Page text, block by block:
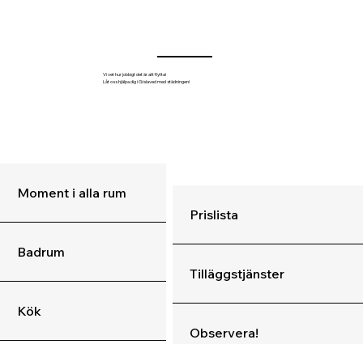
Vi vet hur jobbigt det är att flytta!
Låt oss hjälpa dig i Gislaved med städningen!
Moment i alla rum
Badrum
Kök
Prislista
Tilläggstjänster
Observera!